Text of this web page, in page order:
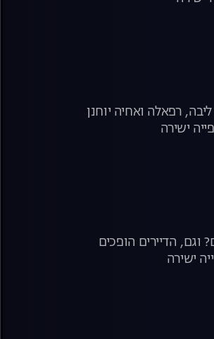
היכרויות עם 3 רווקים שמתחרים על ליבה, רפאלה ואחיה יוחנן
ישירה
הדיירים הופכים
ישירה